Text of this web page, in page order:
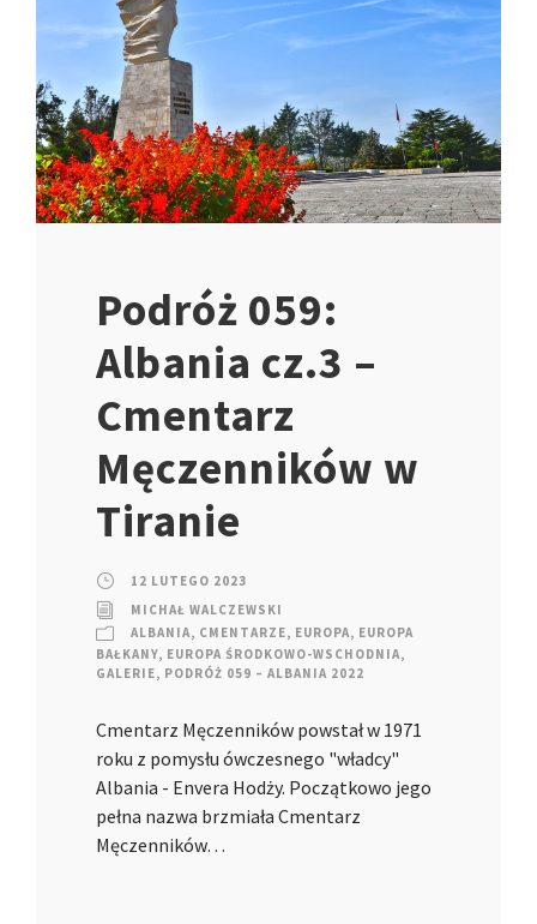
Podróż 059:
Albania cz.3 –
Cmentarz
Męczenników w
Tiranie
12 LUTEGO 2023
MICHAŁ WALCZEWSKI
ALBANIA, CMENTARZE, EUROPA, EUROPA
BAŁKANY, EUROPA ŚRODKOWO-WSCHODNIA,
GALERIE, PODRÓŻ 059 – ALBANIA 2022
Cmentarz Męczenników powstał w 1971
roku z pomysłu ówczesnego "władcy"
Albania - Envera Hodży. Początkowo jego
pełna nazwa brzmiała Cmentarz
Męczenników…